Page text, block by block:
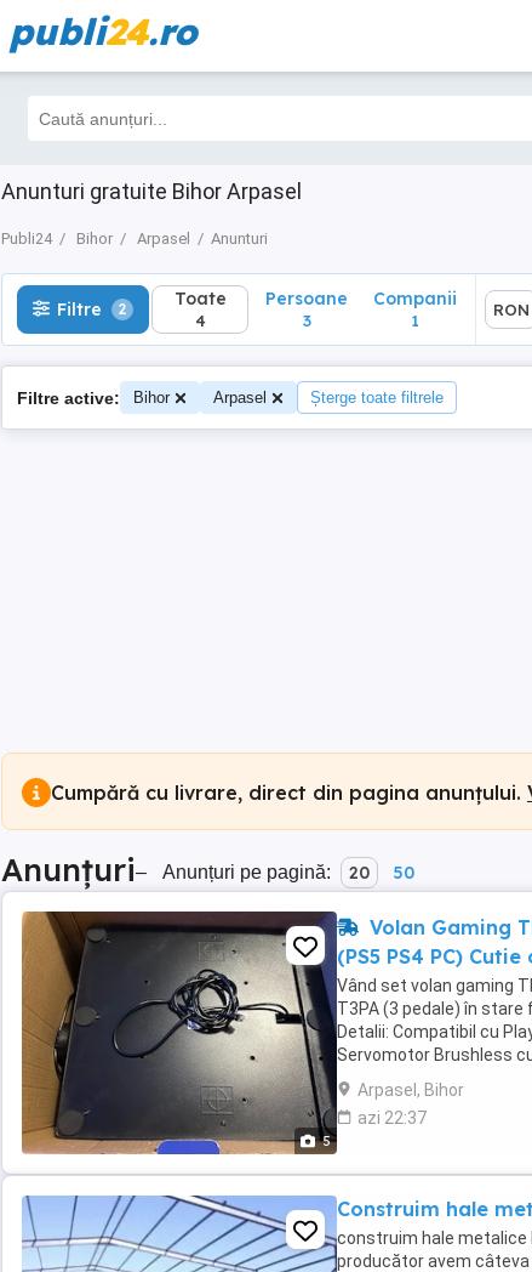
publi24.ro
Anunturi gratuite Bihor Arpasel
Publi24 Bihor Arpasel Anunturi
Filtre 2 Toate
4
Filtre 2 Toate
4
Persoane
3
Companii
1
RON
Filtre active: Bihor Arpasel Șterge toate filtrele
Cumpără cu livrare, direct din pagina anunțului.
Anunțuri– Anunțuri pe pagină: 20 50
5
Volan Gaming
(PS5 PS4 PC)
Vând set volan gaming
T3PA (3 pedale) în
Detalii: Compatibil cu
Servomotor Brushless
și precis) Volan detașabil
Arpasel, Bihor
azi 22:37
Construim hale
construim hale metalice
producător avem